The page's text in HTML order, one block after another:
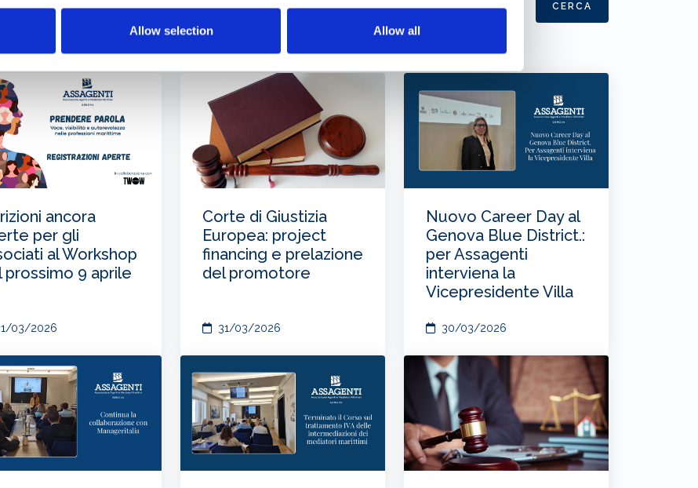
Allow selection Allow all
CERCA
ancora
per gli
al Workshop
prossimo 9 aprile
03/2026
Corte di Giustizia
Europea: project
financing e prelazione
del promotore
31/03/2026
Nuovo Career Day al
Genova Blue District.:
per Assagenti
interviena la
Vicepresidente Villa
30/03/2026